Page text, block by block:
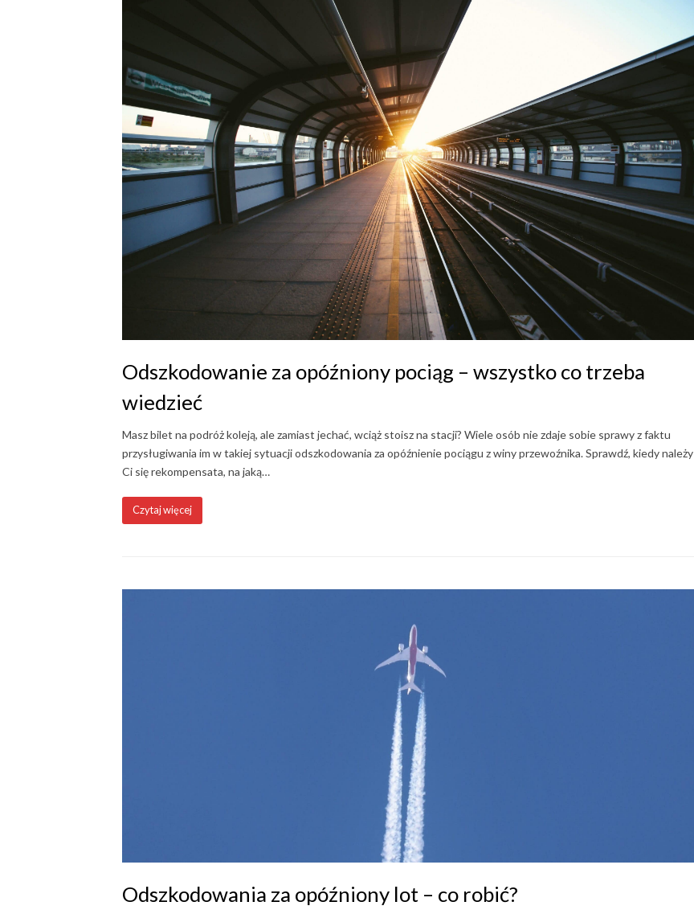
Odszkodowanie za opóźniony pociąg – wszystko co trzeba
wiedzieć
Masz bilet na podróż koleją, ale zamiast jechać, wciąż stoisz na stacji? Wiele osób nie zdaje sobie sprawy z faktu
przysługiwania im w takiej sytuacji odszkodowania za opóźnienie pociągu z winy przewoźnika. Sprawdź, kiedy należy
Ci się rekompensata, na jaką…
Czytaj więcej
Odszkodowania za opóźniony lot – co robić?